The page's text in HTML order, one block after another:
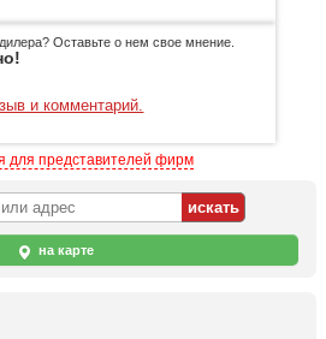
Оставьте о нем свое мнение.
и комментарий.
для представителей фирм
на карте